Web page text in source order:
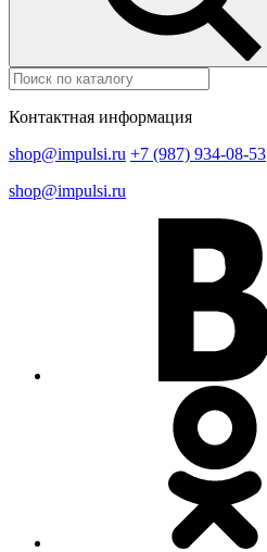
Контактная информация
shop@impulsi.ru +7 (987) 934-08-53
shop@impulsi.ru